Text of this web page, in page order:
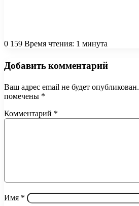
0 159 Время чтения: 1 минута
Добавить комментарий
Ваш адрес email не будет опубликован.
помечены *
Комментарий *
Имя *